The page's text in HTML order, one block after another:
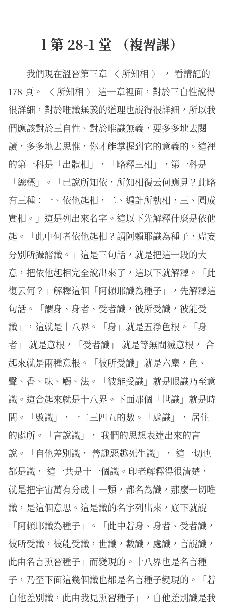
l 第 28-1 堂 （複習課）
我們現在溫習第三章 〈 所知相 〉 ， 看講記的
178 頁。 〈 所知相 〉 這一章裡面，對於三自性說得
很詳細，對於唯識無義的道理也說得很詳細，所以我
們應該對於三自性、對於唯識無義，要多多地去閱
讀，多多地去思惟，你才能掌握到它的意義的。這裡
的第一科是「出體相」，「略釋三相」，第一科是
「總標」。「已說所知依，所知相復云何應見？此略
有三種：一、依他起相，二、遍計所執相，三、圓成
實相。」這是列出來名字。這以下先解釋什麼是依他
起。「此中何者依他起相？謂阿賴耶識為種子，虛妄
分別所攝諸識。」這是三句話，就是把這一段的大
意，把依他起相完全說出來了，這以下就解釋。「此
復云何？」解釋這個「阿賴耶識為種子」，先解釋這
句話。「謂身、身者、受者識，彼所受識，彼能受
識」，這就是十八界。「身」就是五淨色根。「身
者」 就是意根，「受者識」 就是等無間滅意根， 合
起來就是兩種意根。「彼所受識」就是六塵，色、
聲、香、味、觸、法。「彼能受識」就是眼識乃至意
識。這合起來就是十八界。下面那個「世識」就是時
間。「數識」，一二三四五的數。「處識」， 居住
的處所。「言說識」， 我們的思想表達出來的言
說。「自他差別識， 善趣惡趣死生識」， 這一切也
都是識， 這一共是十一個識。印老解釋得很清楚，
就是把宇宙萬有分成十一類，都名為識，那麼一切唯
識，是這個意思。這是識的名字列出來，底下就說
「阿賴耶識為種子」。「此中若身、身者、受者識，
彼所受識，彼能受識，世識，數識，處識，言說識，
此由名言熏習種子」而變現的。十八界也是名言種
子，乃至下面這幾個識也都是名言種子變現的。「若
自他差別識，此由我見熏習種子」，自他差別識是我